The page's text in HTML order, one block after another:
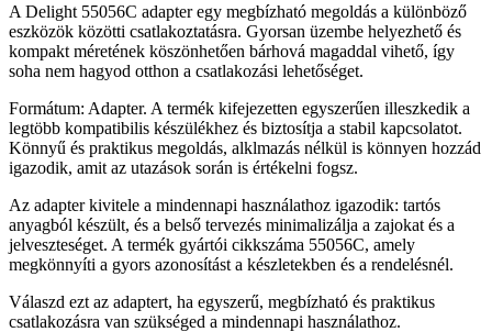
A Delight 55056C adapter egy megbízható megoldás a különböző
eszközök közötti csatlakoztatásra. Gyorsan üzembe helyezhető és
kompakt méretének köszönhetően bárhová magaddal vihető, így
soha nem hagyod otthon a csatlakozási lehetőséget.
Formátum: Adapter. A termék kifejezetten egyszerűen illeszkedik a
legtöbb kompatibilis készülékhez és biztosítja a stabil kapcsolatot.
Könnyű és praktikus megoldás, alklmazás nélkül is könnyen hozzád
igazodik, amit az utazások során is értékelni fogsz.
Az adapter kivitele a mindennapi használathoz igazodik: tartós
anyagból készült, és a belső tervezés minimalizálja a zajokat és a
jelveszteséget. A termék gyártói cikkszáma 55056C, amely
megkönnyíti a gyors azonosítást a készletekben és a rendelésnél.
Válaszd ezt az adaptert, ha egyszerű, megbízható és praktikus
csatlakozásra van szükséged a mindennapi használathoz.